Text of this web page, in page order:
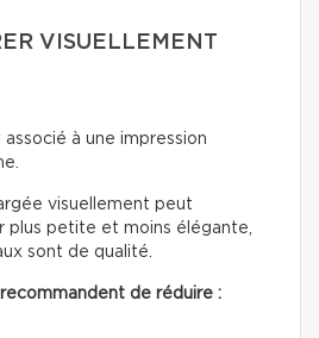
VISUELLEMENT
à une impression
visuellement peut
plus petite et moins élégante,
sont de qualité.
de réduire :